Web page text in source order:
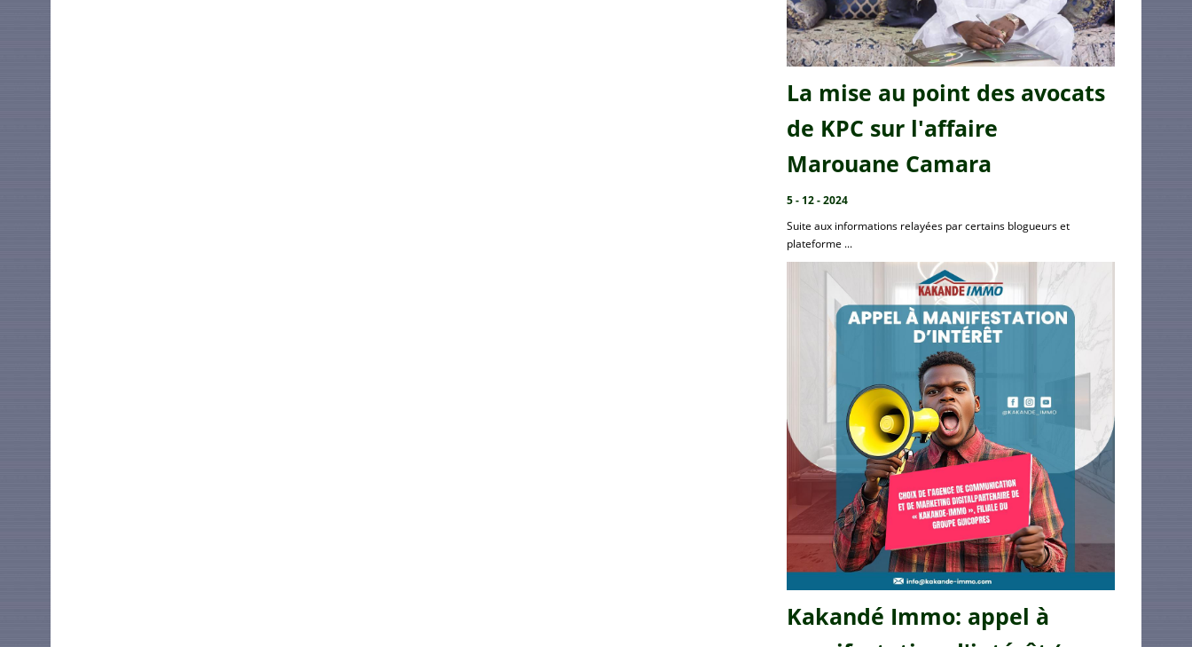
La mise au point des avocats
de KPC sur l'affaire
Marouane Camara
5 - 12 - 2024
Suite aux informations relayées par certains blogueurs et
plateforme ...
Kakandé Immo: appel à